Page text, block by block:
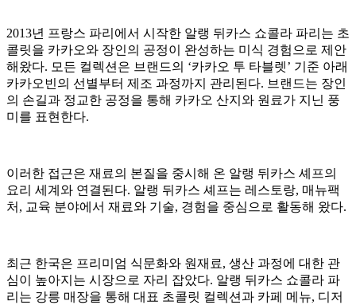
2013년 프랑스 파리에서 시작한 알랭 뒤카스 쇼콜라 파리는 초
콜릿을 카카오와 장인의 공정이 완성하는 미식 경험으로 제안
해왔다. 모든 컬렉션은 브랜드의 ‘카카오 투 타블렛’ 기준 아래
카카오빈의 선별부터 제조 과정까지 관리된다. 브랜드는 장인
의 손길과 정교한 공정을 통해 카카오 산지와 원료가 지닌 풍
미를 표현한다.
이러한 접근은 재료의 본질을 중시해 온 알랭 뒤카스 셰프의
요리 세계와 연결된다. 알랭 뒤카스 셰프는 레스토랑, 매뉴팩
처, 교육 분야에서 재료와 기술, 경험을 중심으로 활동해 왔다.
최근 한국은 프리미엄 식문화와 원재료, 생산 과정에 대한 관
심이 높아지는 시장으로 자리 잡았다. 알랭 뒤카스 쇼콜라 파
리는 강릉 매장을 통해 대표 초콜릿 컬렉션과 카페 메뉴, 디저